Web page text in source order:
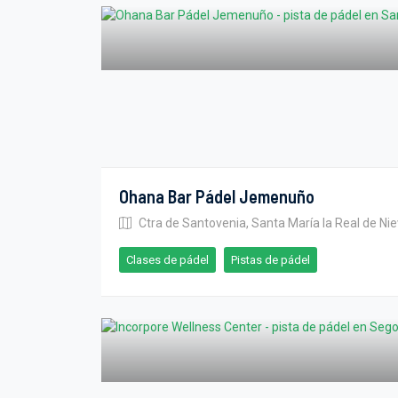
Ohana Bar Pádel Jemenuño
Ctra de Santovenia, Santa María la Real de
Clases de pádel Pistas de pádel